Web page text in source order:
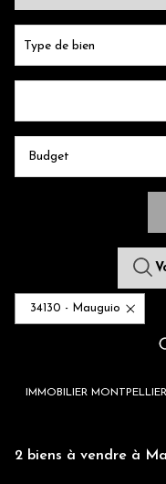
Type de bien
Budget
34130 - Mauguio
IMMOBILIER MONTPELLIER
2 biens à vendre à